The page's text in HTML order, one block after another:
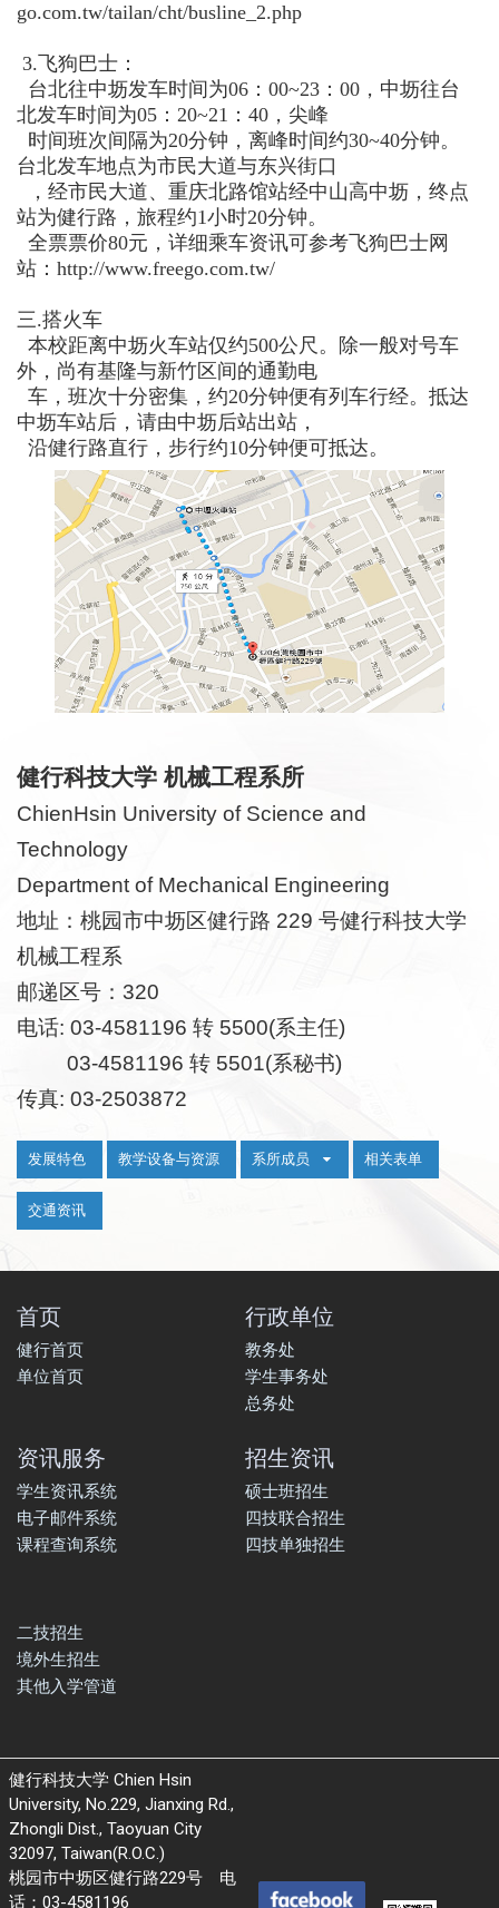
go.com.tw/tailan/cht/busline_2.php
3. 飞狗巴士：
台北往中坜发车时间为06 ： 00~23 ： 00 ，中坜往台
北发车时间为05 ： 20~21 ： 40 ，尖峰
时间班次间隔为20分钟，离峰时间约30~40分钟。
台北发车地点为市民大道与东兴街口
，经市民大道、重庆北路馆站经中山高中坜，终点
站为健行路，旅程约1小时20分钟。
全票票价80元，详细乘车资讯可参考飞狗巴士网
站： http://www.freego.com.tw/
三.搭火车
本校距离中坜火车站仅约500公尺。除一般对号车
外，尚有基隆与新竹区间 的通勤电
车，班次十分密集，约20分钟便有列车行经。抵达
中坜车站后， 请由中坜后站出站，
沿健行路直行，步行约10分钟便可抵达。
健行科技大学 机械工程系所
ChienHsin University of Science and
Technology
Department of Mechanical Engineering
地址：桃园市中坜区健行路 229 号健行科技大学
机械工程系
邮递区号： 320
电话: 03-4581196 转 5500(系主任)
03-4581196 转 5501(系秘书)
传真: 03-2503872
发展特色 教学设备与资源 系所成员 相关表单
交通资讯
首页
健行首页
单位首页
行政单位
教务处
学生事务处
总务处
资讯服务
学生资讯系统
电子邮件系统
课程查询系统
招生资讯
硕士班招生
四技联合招生
四技单独招生
二技招生
境外生招生
其他入学管道
健行科技大学 Chien Hsin
University, No.229, Jianxing Rd.,
Zhongli Dist., Taoyuan City
32097, Taiwan(R.O.C.)
桃园市中坜区健行路229号 电
话：03-4581196